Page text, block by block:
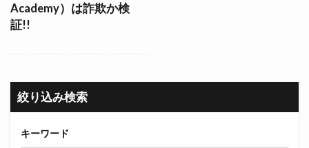
Academy）は詐欺か検
証!!
絞り込み検索
キーワード